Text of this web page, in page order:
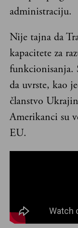
administraciju.
Nije tajna da
kapacitete za
funkcionisanja.
da uvrste, kao
članstvo
Amerikanci su
EU.